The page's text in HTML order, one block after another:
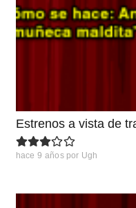
Estrenos a vista de
hace 9 años por Ugh